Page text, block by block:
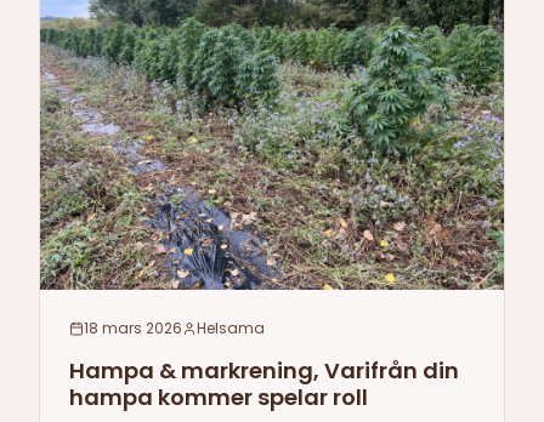
18 mars 2026 Helsama
Hampa & markrening, Varifrån din
hampa kommer spelar roll